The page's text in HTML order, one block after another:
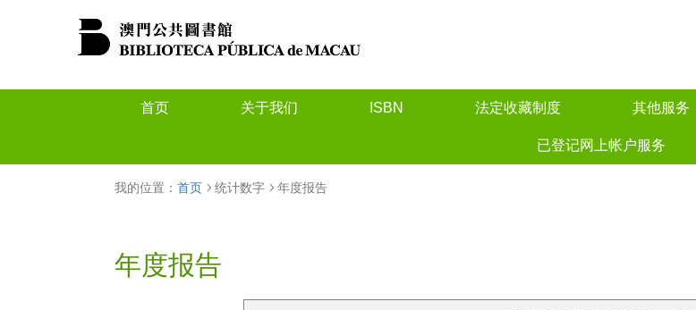
首页 关于我们 ISBN 法定收藏制度 其他服务
已登记网上帐户服务
我的位置： 首页 统计数字 年度报告
年度报告